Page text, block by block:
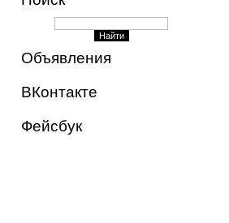
Объявления
ВКонтакте
Фейсбук